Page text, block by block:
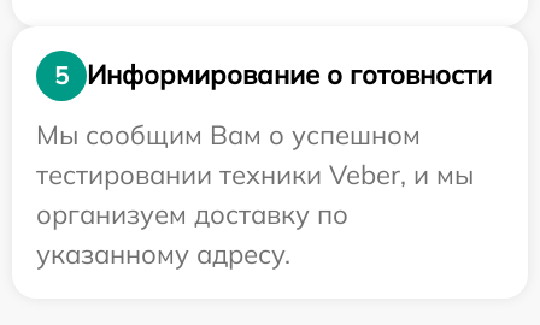
5
Информирование о готовности
Мы сообщим Вам о успешном
тестировании техники Veber, и мы
организуем доставку по
указанному адресу.